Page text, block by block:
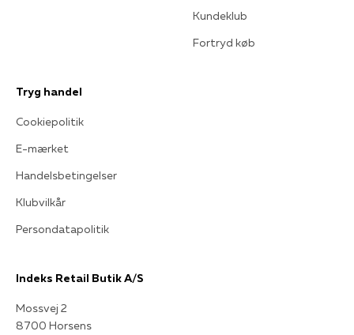
Kundeklub
Fortryd køb
Tryg handel
Cookiepolitik
E-mærket
Handelsbetingelser
Klubvilkår
Persondatapolitik
Indeks Retail Butik A/S
Mossvej 2
8700 Horsens